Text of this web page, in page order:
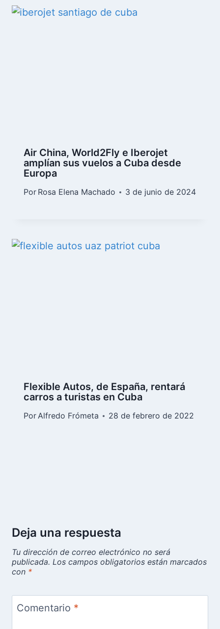
Air China, World2Fly e Iberojet
amplían sus vuelos a Cuba desde
Europa
Por Rosa Elena Machado 3 de junio de 2024
Flexible Autos, de España, rentará
carros a turistas en Cuba
PorAlfredo Frómeta 28 de febrero de 2022
Deja una respuesta
Tu dirección de correo electrónico no será
publicada. Los campos obligatorios están marcados
con *
Comentario *